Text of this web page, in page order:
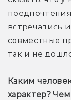
встречались
совместные
так и не
Каким
характер?